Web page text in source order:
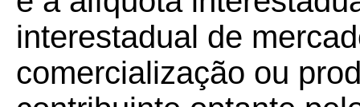
interestadual de
comercialização ou